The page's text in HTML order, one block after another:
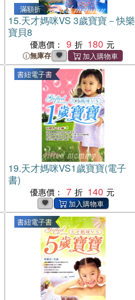
滿額折
15.天才媽咪VS 3歲寶寶－快樂
寶貝8
優惠價： 9 180
無庫存
書紐電子書
19.天才媽咪VS1歲寶寶(電子
書)
優惠價： 7 140
書紐電子書